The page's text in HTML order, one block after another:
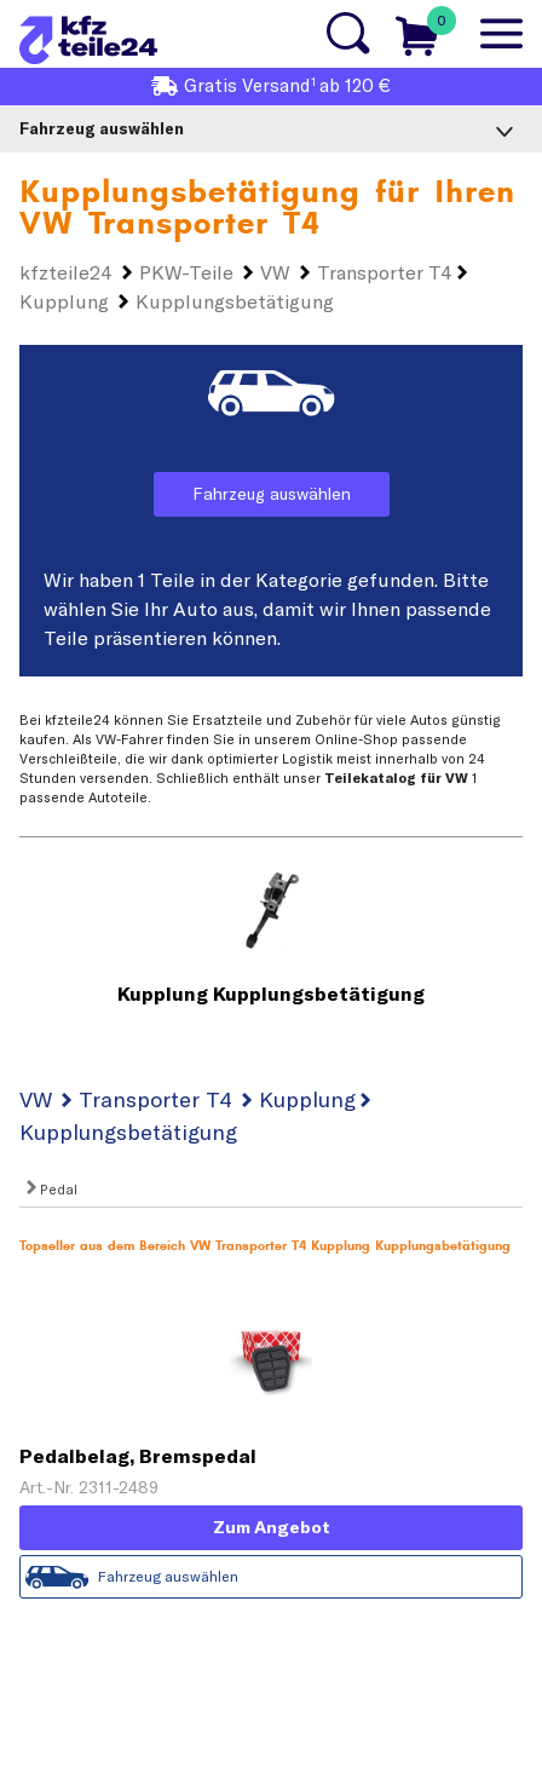
0
Gratis Versand1 ab 120 €
Fahrzeug auswählen
Kupplungsbetätigung für Ihren
VW Transporter T4
kfzteile24 PKW-Teile VW
Transporter T4
Kupplung
Kupplungsbetätigung
Fahrzeug auswählen
Wir haben 1 Teile in der Kategorie gefunden. Bitte
wählen Sie Ihr Auto aus, damit wir Ihnen passende
Teile präsentieren können.
Bei kfzteile24 können Sie Ersatzteile und Zubehör für viele Autos günstig
kaufen. Als VW-Fahrer finden Sie in unserem Online-Shop passende
Verschleißteile, die wir dank optimierter Logistik meist innerhalb von 24
Stunden versenden. Schließlich enthält unser Teilekatalog für VW 1
passende Autoteile.
Kupplung Kupplungsbetätigung
VW Transporter T4
Kupplung
Kupplungsbetätigung
Pedal
Topseller aus dem Bereich VW Transporter T4 Kupplung Kupplungsbetätigung
Pedalbelag, Bremspedal
Art.-Nr. 2311-2489
Zum Angebot
Fahrzeug auswählen